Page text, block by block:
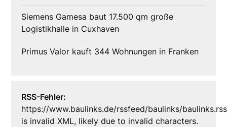
Siemens Gamesa baut 17.500 qm große
Logistikhalle in Cuxhaven
Primus Valor kauft 344 Wohnungen in Franken
RSS-Fehler:
https://www.baulinks.de/rssfeed/baulinks/baulinks.rss
is invalid XML, likely due to invalid characters.